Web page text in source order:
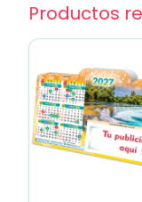
Productos